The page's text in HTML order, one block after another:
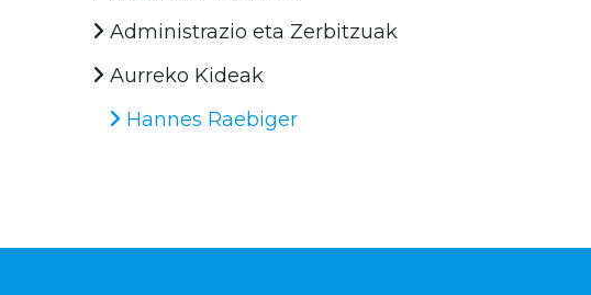
Administrazio eta Zerbitzuak
Aurreko Kideak
Hannes Raebiger